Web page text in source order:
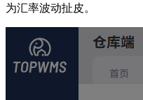
为汇率波动扯皮。